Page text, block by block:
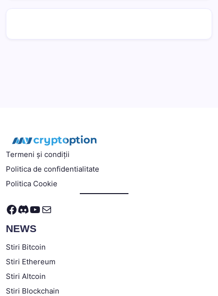
Termeni și condiții
Politica de confidentialitate
Politica Cookie
Facebook
Discord
YouTube
Mail
NEWS
Stiri Bitcoin
Stiri Ethereum
Stiri Altcoin
Stiri Blockchain